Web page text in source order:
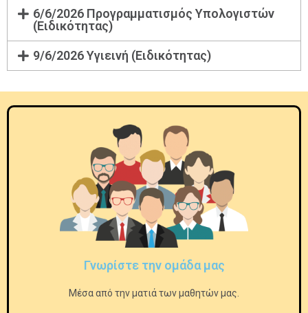
6/6/2026 Προγραμματισμός Υπολογιστών
(Ειδικότητας)
9/6/2026 Υγιεινή (Ειδικότητας)
Γνωρίστε την ομάδα μας
Μέσα από την ματιά των μαθητών μας.